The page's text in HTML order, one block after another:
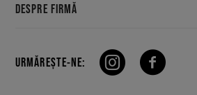
DESPRE FIRMĂ
URMĂREȘTE-NE: